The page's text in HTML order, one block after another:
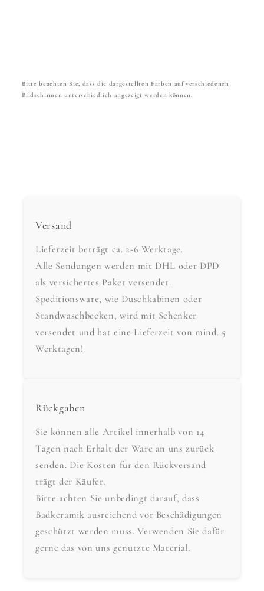
Bitte beachten Sie, dass die dargestellten Farben auf verschiedenen
Bildschirmen unterschiedlich angezeigt werden können.
Versand
Lieferzeit beträgt ca. 2-6 Werktage.
Alle Sendungen werden mit DHL oder DPD
als versichertes Paket versendet.
Speditionsware, wie Duschkabinen oder
Standwaschbecken, wird mit Schenker
versendet und hat eine Lieferzeit von mind. 5
Werktagen!
Rückgaben
Sie können alle Artikel innerhalb von 14
Tagen nach Erhalt der Ware an uns zurück
senden. Die Kosten für den Rückversand
trägt der Käufer.
Bitte achten Sie unbedingt darauf, dass
Badkeramik ausreichend vor Beschädigungen
geschützt werden muss. Verwenden Sie dafür
gerne das von uns genutzte Material.